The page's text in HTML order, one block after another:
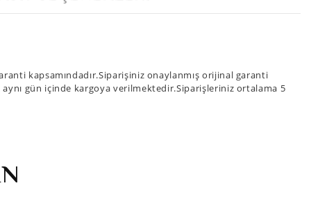
kapsamındadır.Siparişiniz onaylanmış orijinal garanti
gün içinde kargoya verilmektedir.Siparişleriniz ortalama 5